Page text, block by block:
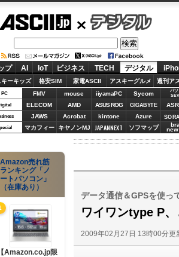
デジタル
プ AI IoT ビジネス TECH デジタル
キーキッズ 格安SIM 家電ASCII アスキーグルメ 週刊ア
PC FMV mouse iiyamaPC Sycom
パソ
ELECOM AMD ASUS ROG GIGABYTE
JAWS Acrobat kintone Azure
マカフィー キヤノンMJ JAPANNEXT ソフマップ
データ通信＆GPSを使っ
ワイワンtype P
2009年02月27日 13時00分更
Amazon売れ筋
ランキング「ノ
ートパソコン」
（在庫あり）
【Amazon.co.jp限